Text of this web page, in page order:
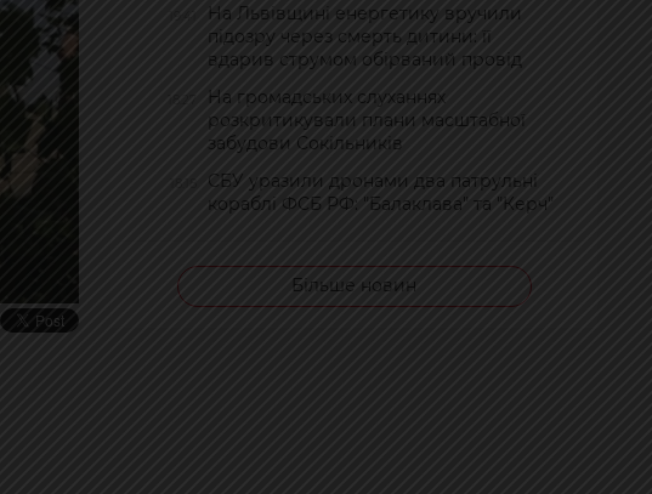
На Львівщині енергетику вручили
підозру через смерть дитини: її
вдарив струмом обірваний провід
На громадських слуханнях
розкритикували плани масштабної
забудови Сокільників
СБУ уразили дронами два патрульні
кораблі ФСБ РФ: "Балаклава" та "Керч"
Більше новин